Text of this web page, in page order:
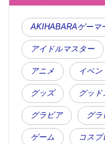
AKIHABARAゲーマ
アイドルマスター
アニメ イベン
グッズ グッ
グラビア グラ
ゲーム コスプ